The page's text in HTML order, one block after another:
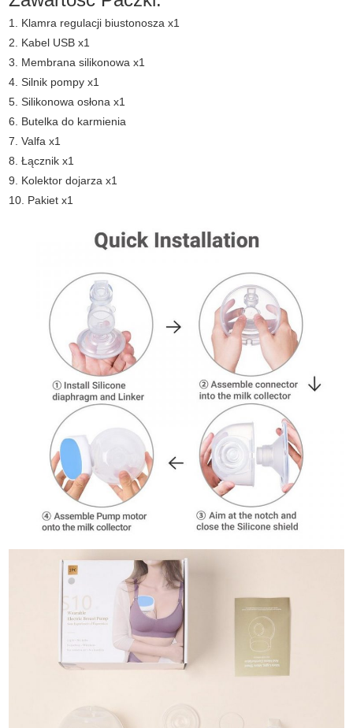
1. Klamra regulacji biustonosza x1
2. Kabel USB x1
3. Membrana silikonowa x1
4. Silnik pompy x1
5. Silikonowa osłona x1
6. Butelka do karmienia
7. Valfa x1
8. Łącznik x1
9. Kolektor dojarza x1
10. Pakiet x1